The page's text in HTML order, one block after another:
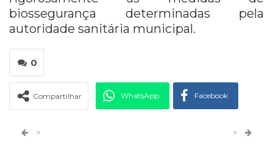
biossegurança determinadas pela
autoridade sanitária municipal.
0
Compartilhar WhatsApp Facebook
> >